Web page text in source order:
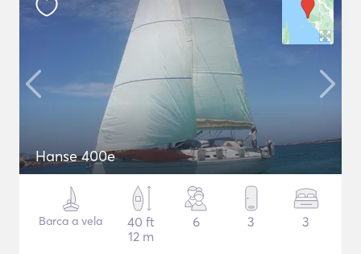
Hanse 400e
Barca a vela
40 ft
12 m
6 3 3